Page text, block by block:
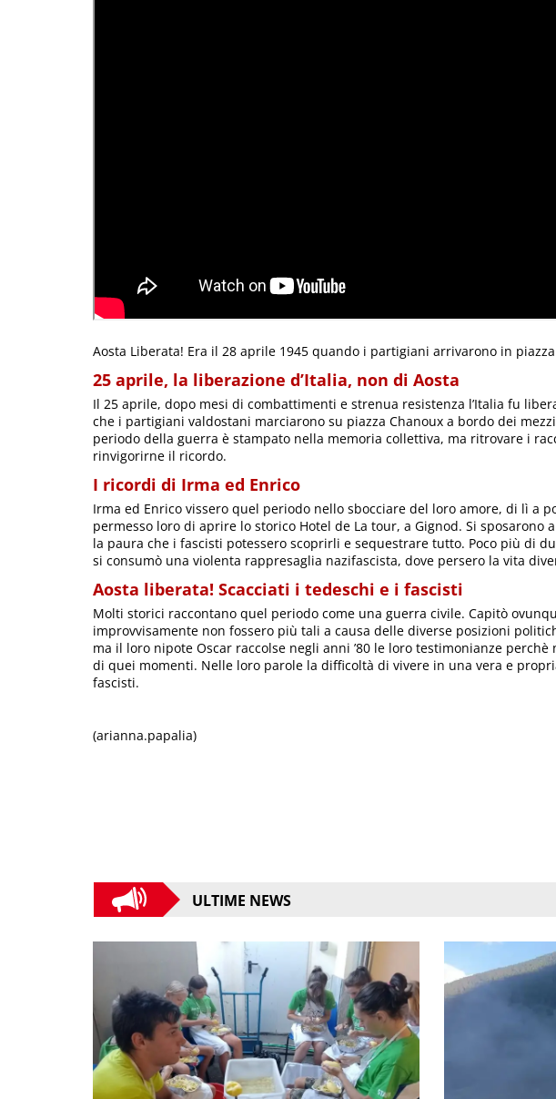
Aosta Liberata! Era il 28 aprile 1945 quando i partigiani arrivarono in
25 aprile, la liberazione d’Italia, non di Aosta
Il 25 aprile, dopo mesi di combattimenti e strenua resistenza l’Italia fu
che i partigiani valdostani marciarono su piazza Chanoux a bordo dei
periodo della guerra è stampato nella memoria collettiva, ma ritrovare i
rinvigorirne il ricordo.
I ricordi di Irma ed Enrico
Irma ed Enrico vissero quel periodo nello sbocciare del loro amore, di lì a
permesso loro di aprire lo storico Hotel de La tour, a Gignod. Si sposarono
la paura che i fascisti potessero scoprirli e sequestrare tutto. Poco più di
si consumò una violenta rappresaglia nazifascista, dove persero la vita
Aosta liberata! Scacciati i tedeschi e i fascisti
Molti storici raccontano quel periodo come una guerra civile. Capitò
improvvisamente non fossero più tali a causa delle diverse posizioni
ma il loro nipote Oscar raccolse negli anni ’80 le loro testimonianze
di quei momenti. Nelle loro parole la difficoltà di vivere in una vera e
fascisti.
(arianna.papalia)
ULTIME NEWS